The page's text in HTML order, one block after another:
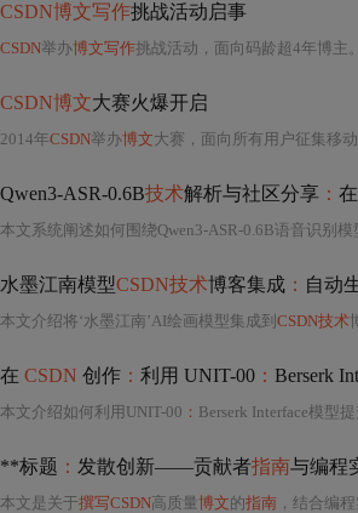
CSDN博文写作挑战活动启事
CSDN举办博文写作挑战活动，面向码龄超4年博主。活动
CSDN博文大赛火爆开启
2014年CSDN举办博文大赛，面向所有用户征集移
Qwen3-ASR-0.6B技术解析与社区分享 ： 在
本文系统阐述如何围绕Qwen3-ASR-0.6B语音识别模
水墨江南模型CSDN技术博客集成 ： 自动
本文介绍将‘水墨江南’AI绘画模型集成到 CSDN技术
在 CSDN 创作 ： 利用 UNIT-00 ： Berserk
本文介绍如何利用UNIT-00 ： Berserk Interface模型
**标题 ： 发散创新——贡献者指南与编程
本文是关于撰写CSDN高质量博文的指南 ，结合编